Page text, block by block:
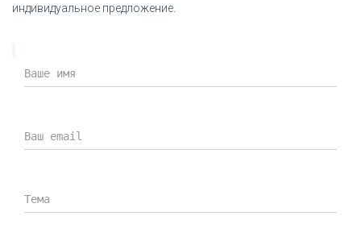
Сертификат ГОСТ Р ИСО 9001-2015 (ISO 9001-2015)
индивидуальное предложение.